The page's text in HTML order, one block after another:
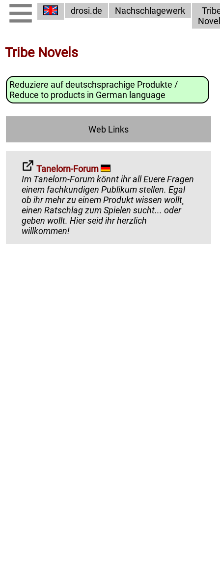
drosi.de Nachschlagewerk
Tribe Novels
Reduziere auf deutschsprachige Produkte /
Reduce to products in German language
Web Links
Tanelorn-Forum
Im Tanelorn-Forum könnt ihr all Euere Fragen
einem fachkundigen Publikum stellen. Egal
ob ihr mehr zu einem Produkt wissen wollt¸
einen Ratschlag zum Spielen sucht... oder
geben wollt. Hier seid ihr herzlich
willkommen!